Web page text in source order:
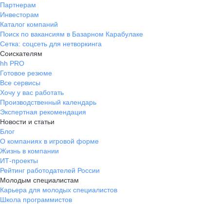
Партнерам
Инвесторам
Каталог компаний
Поиск по вакансиям в Базарном Карабулаке
Сетка: соцсеть для нетворкинга
Соискателям
hh PRO
Готовое резюме
Все сервисы
Хочу у вас работать
Производственный календарь
Экспертная рекомендация
Новости и статьи
Блог
О компаниях в игровой форме
Жизнь в компании
ИТ-проекты
Рейтинг работодателей России
Молодым специалистам
Карьера для молодых специалистов
Школа программистов